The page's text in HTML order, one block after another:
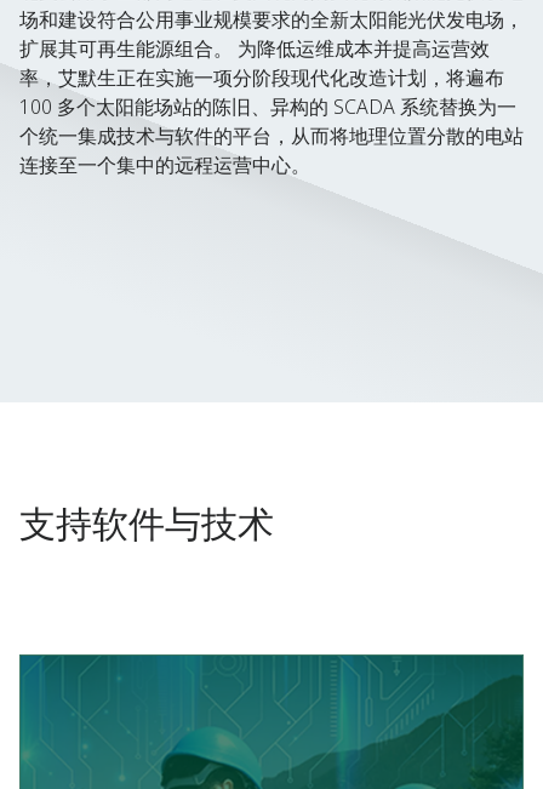
场和建设符合公用事业规模要求的全新太阳能光伏发电场，
扩展其可再生能源组合。 为降低运维成本并提高运营效
率，艾默生正在实施一项分阶段现代化改造计划，将遍布
100 多个太阳能场站的陈旧、异构的 SCADA 系统替换为一
个统一集成技术与软件的平台，从而将地理位置分散的电站
连接至一个集中的远程运营中心。
支持软件与技术